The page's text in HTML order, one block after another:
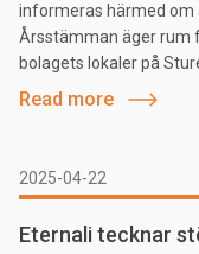
informeras härmed om
Årsstämman äger rum
bolagets lokaler på
Read more
2025-04-22
Eternali tecknar